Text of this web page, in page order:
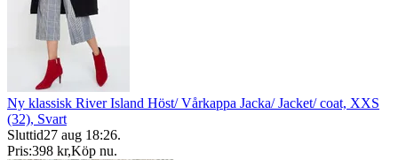
Ny klassisk River Island Höst/ Vårkappa Jacka/ Jacket/ coat, XXS
(32), Svart
Sluttid27 aug 18:26.
Pris:398 kr,Köp nu.